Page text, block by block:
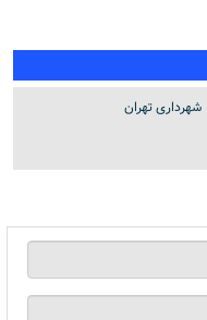
شهرداری تهران